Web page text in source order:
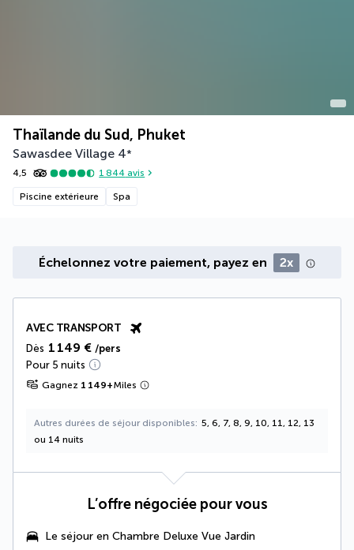
Thaïlande du Sud, Phuket
Sawasdee Village 4*
4,5 1 844 avis
Piscine extérieure Spa
Échelonnez votre paiement, payez en 2x
AVEC TRANSPORT
Dès 1 149 € /pers
Pour 5 nuits
Gagnez 1 149+Miles
Autres durées de séjour disponibles
5, 6, 7, 8, 9, 10, 11, 12, 13
ou 14 nuits
L’offre négociée pour vous
Le séjour en Chambre Deluxe Vue Jardin